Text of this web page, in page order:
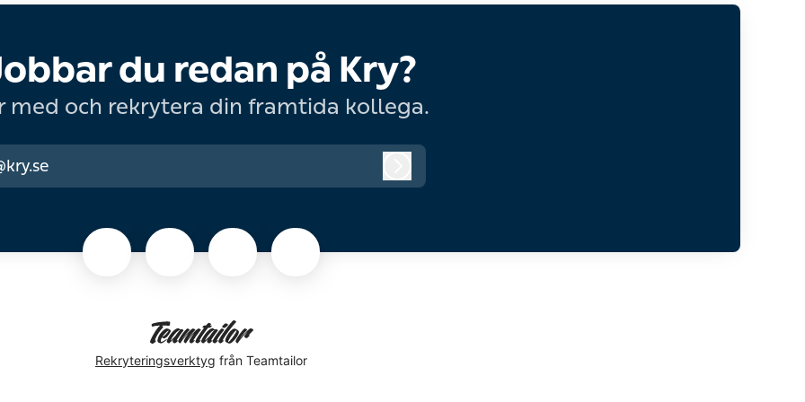
du redan på Kry?
med och rekrytera din framtida kollega.
Rekryteringsverktyg från Teamtailor